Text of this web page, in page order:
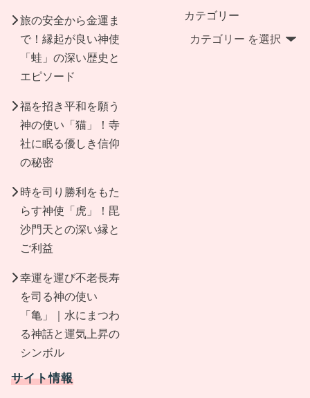
旅の安全から金運ま
で！縁起が良い神使
「蛙」の深い歴史と
エピソード
福を招き平和を願う
神の使い「猫」！寺
社に眠る優しき信仰
の秘密
時を司り勝利をもた
らす神使「虎」！毘
沙門天との深い縁と
ご利益
幸運を運び不老長寿
を司る神の使い
「亀」｜水にまつわ
る神話と運気上昇の
シンボル
カテゴリー
サイト情報